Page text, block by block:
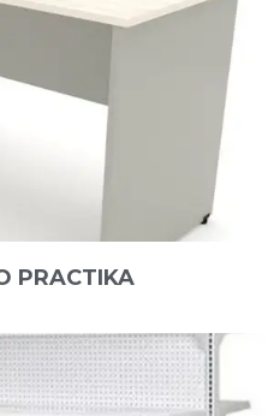
PRACTIKA